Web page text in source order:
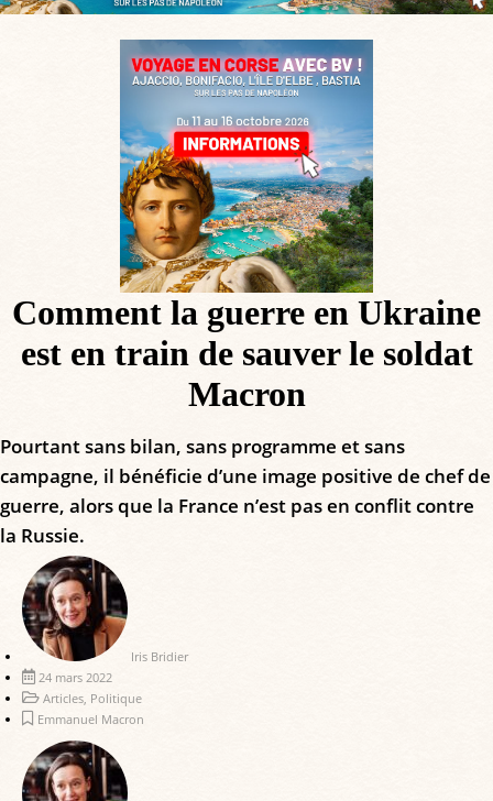
Comment la guerre en Ukraine
est en train de sauver le soldat
Macron
Pourtant sans bilan, sans programme et sans
campagne, il bénéficie d’une image positive de chef de
guerre, alors que la France n’est pas en conflit contre
la Russie.
Iris Bridier
24 mars 2022
Articles, Politique
Emmanuel Macron